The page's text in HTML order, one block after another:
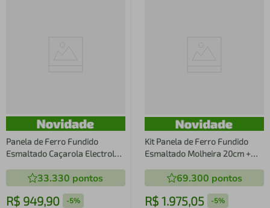
Panela de Ferro Fundido
Esmaltado Caçarola Electrolux
Celebre Encontros
33.330 pontos
R$ 949,90 -5%
Kit Panela de Ferro Fundido
Esmaltado Molheira 20cm +
Esmaltado Electrolux 26cm
Preparos
69.300 pontos
R$ 1.975,05 -5%